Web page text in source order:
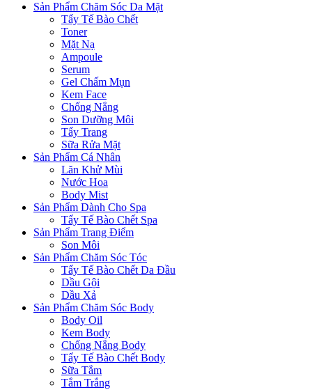
Sản Phẩm Chăm Sóc Da Mặt
Tẩy Tế Bào Chết
Toner
Mặt Nạ
Ampoule
Serum
Gel Chấm Mụn
Kem Face
Chống Nắng
Son Dưỡng Môi
Tẩy Trang
Sữa Rửa Mặt
Sản Phẩm Cá Nhân
Lăn Khử Mùi
Nước Hoa
Body Mist
Sản Phẩm Dành Cho Spa
Tẩy Tế Bào Chết Spa
Sản Phẩm Trang Điểm
Son Môi
Sản Phẩm Chăm Sóc Tóc
Tẩy Tế Bào Chết Da Đầu
Dầu Gội
Dầu Xả
Sản Phẩm Chăm Sóc Body
Body Oil
Kem Body
Chống Nắng Body
Tẩy Tế Bào Chết Body
Sữa Tắm
Tắm Trắng